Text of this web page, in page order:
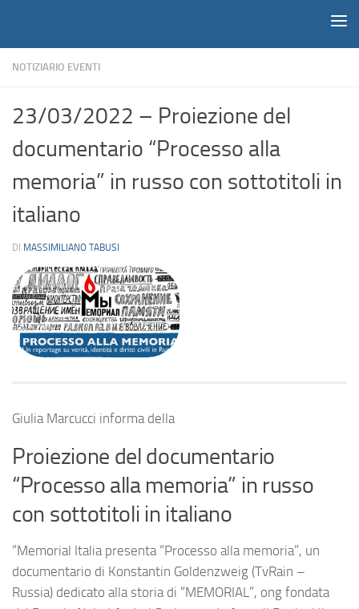
NOTIZIARIO EVENTI
23/03/2022 – Proiezione del
documentario “Processo alla
memoria” in russo con sottotitoli in
italiano
DI MASSIMILIANO TABUSI
Giulia Marcucci informa della
Proiezione del documentario
“Processo alla memoria” in russo
con sottotitoli in italiano
“Memorial Italia presenta “Processo alla memoria”, un
documentario di Konstantin Goldenzweig (TvRain –
Russia) dedicato alla storia di “MEMORIAL”, ong fondata